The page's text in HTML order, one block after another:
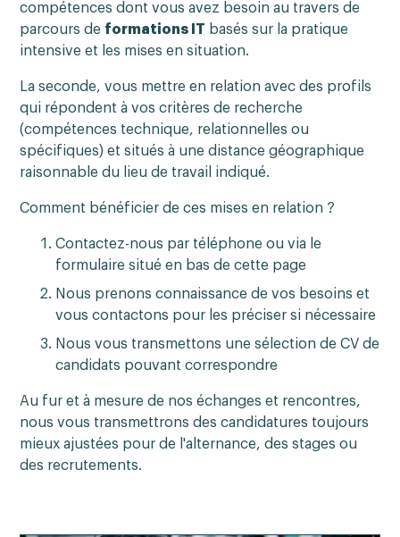
compétences dont vous avez besoin au travers de
parcours de formations IT basés sur la pratique
intensive et les mises en situation.
La seconde, vous mettre en relation avec des profils
qui répondent à vos critères de recherche
(compétences technique, relationnelles ou
spécifiques) et situés à une distance géographique
raisonnable du lieu de travail indiqué.
Comment bénéficier de ces mises en relation ?
Contactez-nous par téléphone ou via le
formulaire situé en bas de cette page
Nous prenons connaissance de vos besoins et
vous contactons pour les préciser si nécessaire
Nous vous transmettons une sélection de CV de
candidats pouvant correspondre
Au fur et à mesure de nos échanges et rencontres,
nous vous transmettrons des candidatures toujours
mieux ajustées pour de l'alternance, des stages ou
des recrutements.